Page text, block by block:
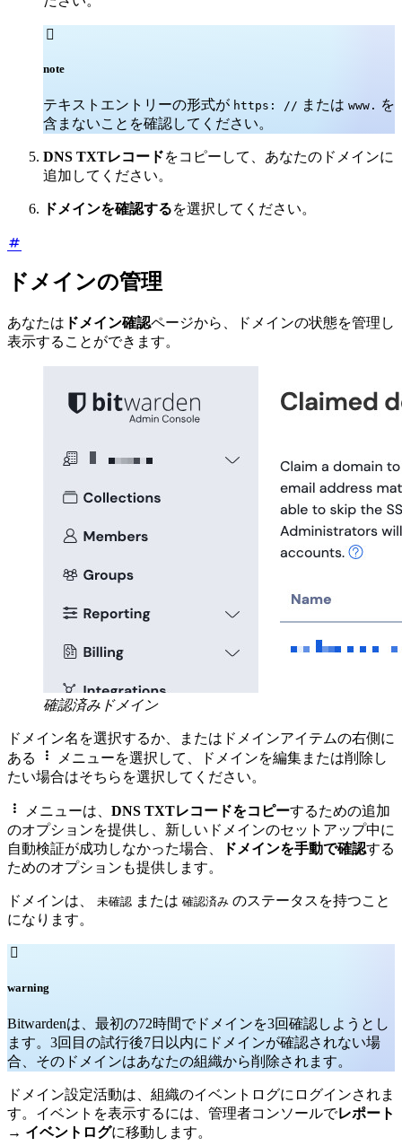

note
テキストエントリーの形式が https: // または www. を
含まないことを確認してください。
DNS TXTレコードをコピーして、あなたのドメインに
追加してください。
ドメインを確認するを選択してください。
ドメインの管理
あなたは ドメイン確認ページから、ドメインの状態を管理し
表示することができます。
確認済みドメイン
ドメイン名を選択するか、またはドメインアイテムの右側に
ある

メニューを選択して、ドメインを編集または削除し
たい場合はそちらを選択してください。
 メニューは、 DNS TXTレコードをコピーするための追加
のオプションを提供し、新しいドメインのセットアップ中に
自動検証が成功しなかった場合、
ドメインを手動で確認する
ためのオプションも提供します。
ドメインは、 未確認 または 確認済み のステータスを持つこと
になります。

warning
Bitwardenは、最初の72時間でドメインを3回確認しようとし
ます。3回目の試行後7日以内にドメインが確認されない場
合、そのドメインはあなたの組織から削除されます。
ドメイン設定活動は、組織のイベントログにログインされま
す。イベントを表示するには、管理者コンソールでレポート
→ イベントログに移動します。